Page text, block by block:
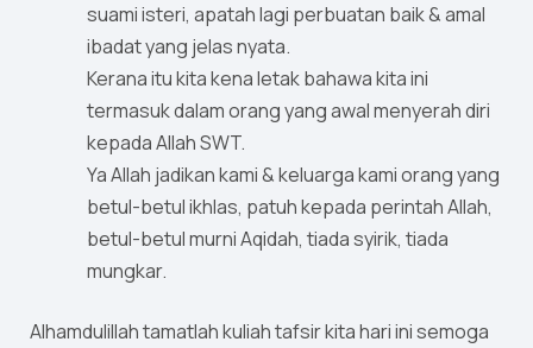
suami isteri, apatah lagi perbuatan baik & amal
ibadat yang jelas nyata.
Kerana itu kita kena letak bahawa kita ini
termasuk dalam orang yang awal menyerah diri
kepada Allah SWT.
Ya Allah jadikan kami & keluarga kami orang yang
betul-betul ikhlas, patuh kepada perintah Allah,
betul-betul murni Aqidah, tiada syirik, tiada
mungkar.
Alhamdulillah tamatlah kuliah tafsir kita hari ini semoga